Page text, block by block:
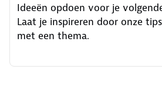
Ideeën opdoen voor je
Laat je inspireren door onze
met een thema.